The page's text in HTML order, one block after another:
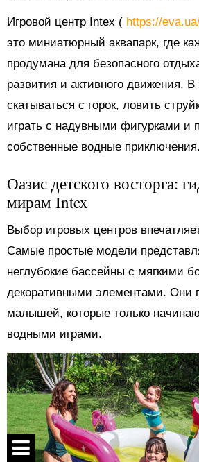
Игровой центр Intex ( https://
это миниатюрный аквапарк, где
продумана для безопасного
развития и активного движения.
скатываться с горок, ловить
играть с надувными фигурками и
собственные водные приключения.
Оазис детского восторга:
мирам Intex
Выбор игровых центров
Самые простые модели
неглубокие бассейны с мягкими
декоративными элементами. Они
малышей, которые только
водными играми.